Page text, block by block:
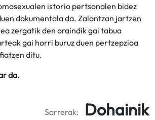
istorio pertsonalen bidez
dokumentala da. Zalantzan jartzen
zergatik den oraindik gai tabua
gai horri buruz duen pertzepzioa
ditu.
da.
Sarrerak: Dohainik